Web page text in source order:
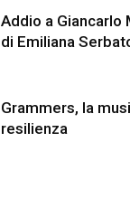
Addio a
di Emiliana
Grammers, la
resilienza